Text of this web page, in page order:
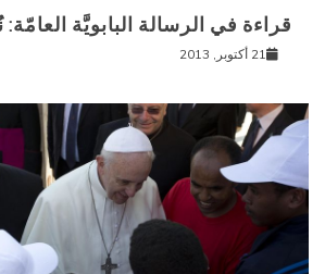
قراءة في الرسالة البابويَّة العامّة:
21 أكتوبر, 2013